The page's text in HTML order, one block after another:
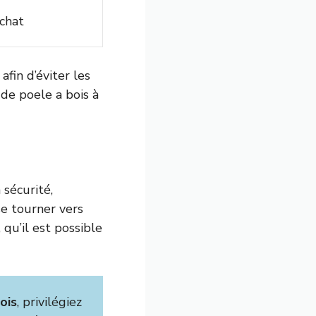
d’éviter les
poele a bois à
tourner vers
est possible
, privilégiez